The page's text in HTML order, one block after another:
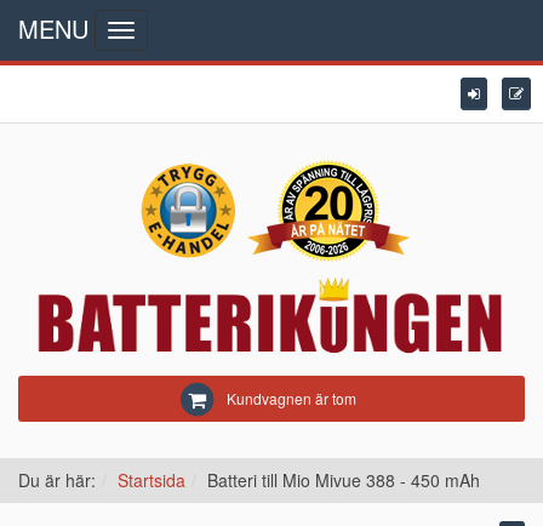
Kundvagnen är tom
MENU
Toggle
navigation
Du är här: Startsida Batteri till Mio Mivue 388 - 450 mAh